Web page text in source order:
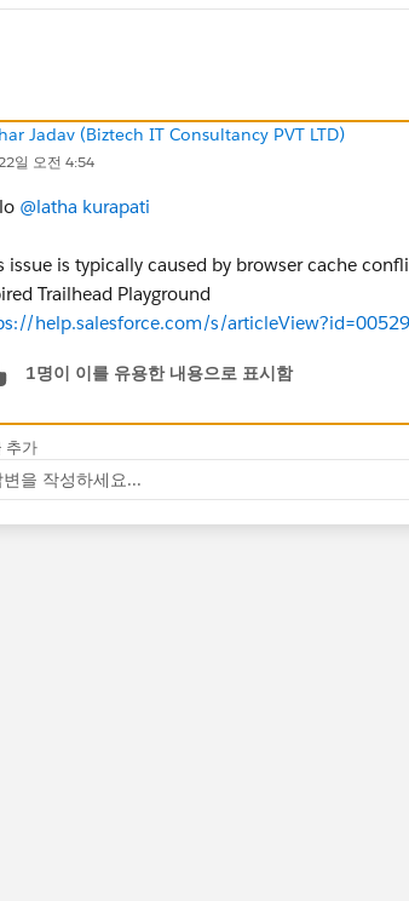
Jadav (Biztech IT Consultancy PVT LTD)
일 오전 4:54
@latha kurapati
issue is typically caused by browser cache
Trailhead Playground
help.salesforce.com/s/
1명이 이를 유용한 내용으로 표시함
추가
변을 작성하세요...